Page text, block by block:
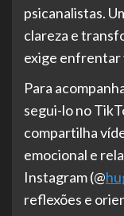
psicanalistas.
clareza e
exige enfrentar
Para
segui-lo no
compartilha
emocional e
Instagram (@
reflexões e